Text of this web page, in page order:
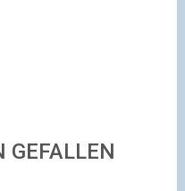
GEFALLEN